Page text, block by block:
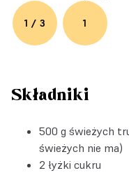
1 / 3 1
Składniki
500 g świeżych
świeżych nie ma)
2 łyżki cukru